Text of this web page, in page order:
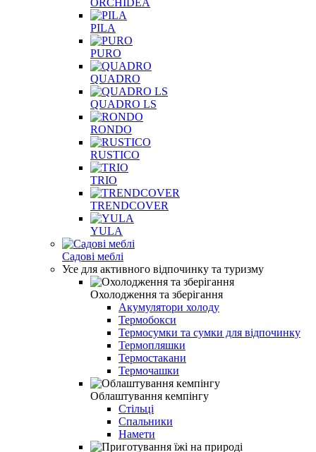
PILA
PURO
QUADRO
QUADRO LS
RONDO
RUSTICO
TRIO
TRENDCOVER
YULA
Садові меблі
Усе для активного відпочинку та туризму
Охолодження та зберігання
Акумулятори холоду
Термобокси
Термосумки та сумки для відпочинку
Термопляшки
Термостакани
Термочашки
Облаштування кемпінгу
Стільці
Спальники
Намети